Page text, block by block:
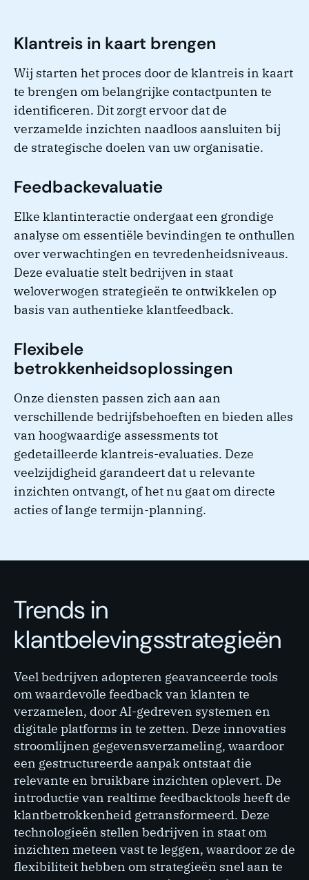
Klantreis in kaart brengen
Wij starten het proces door de klantreis in kaart
te brengen om belangrijke contactpunten te
identificeren. Dit zorgt ervoor dat de
verzamelde inzichten naadloos aansluiten bij
de strategische doelen van uw organisatie.
Feedbackevaluatie
Elke klantinteractie ondergaat een grondige
analyse om essentiële bevindingen te onthullen
over verwachtingen en tevredenheidsniveaus.
Deze evaluatie stelt bedrijven in staat
weloverwogen strategieën te ontwikkelen op
basis van authentieke klantfeedback.
Flexibele
betrokkenheidsoplossingen
Onze diensten passen zich aan aan
verschillende bedrijfsbehoeften en bieden alles
van hoogwaardige assessments tot
gedetailleerde klantreis-evaluaties. Deze
veelzijdigheid garandeert dat u relevante
inzichten ontvangt, of het nu gaat om directe
acties of lange termijn-planning.
Trends in
klantbelevingsstrategieën
Veel bedrijven adopteren geavanceerde tools
om waardevolle feedback van klanten te
verzamelen, door AI-gedreven systemen en
digitale platforms in te zetten. Deze innovaties
stroomlijnen gegevensverzameling, waardoor
een gestructureerde aanpak ontstaat die
relevante en bruikbare inzichten oplevert. De
introductie van realtime feedbacktools heeft de
klantbetrokkenheid getransformeerd. Deze
technologieën stellen bedrijven in staat om
inzichten meteen vast te leggen, waardoor ze de
flexibiliteit hebben om strategieën snel aan te